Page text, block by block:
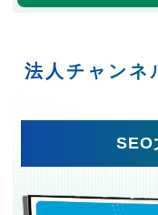
法人チャンネ
SEO